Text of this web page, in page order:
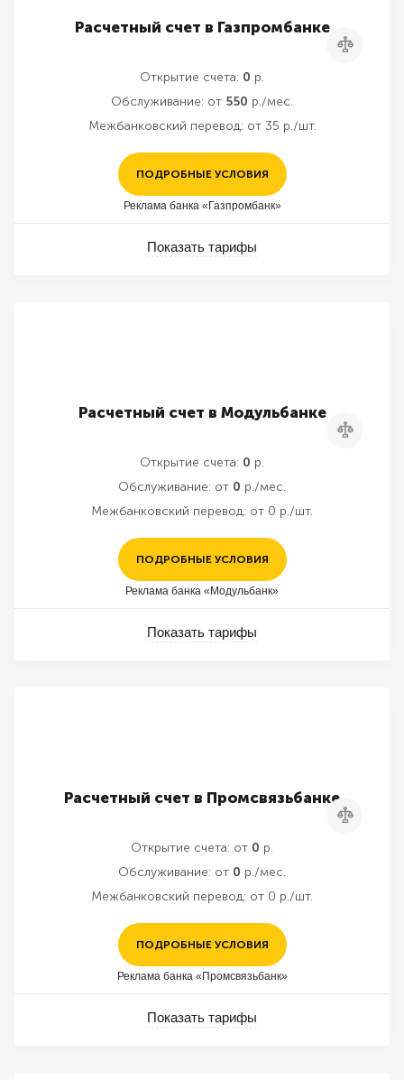
Расчетный счет в Газпромбанке
Сравнить
Открытие счета: 0 р.
Обслуживание: от 550 р./мес.
Межбанковский перевод: от 35 р./шт.
ПОДРОБНЫЕ УСЛОВИЯ
Реклама банка «Газпромбанк»
Показать тарифы
Расчетный счет в Модульбанке
Сравнить
Открытие счета: 0 р.
Обслуживание: от 0 р./мес.
Межбанковский перевод: от 0 р./шт.
ПОДРОБНЫЕ УСЛОВИЯ
Реклама банка «Модульбанк»
Показать тарифы
Расчетный счет в Промсвязьбанке
Сравнить
Открытие счета: от 0 р.
Обслуживание: от 0 р./мес.
Межбанковский перевод: от 0 р./шт.
ПОДРОБНЫЕ УСЛОВИЯ
Реклама банка «Промсвязьбанк»
Показать тарифы